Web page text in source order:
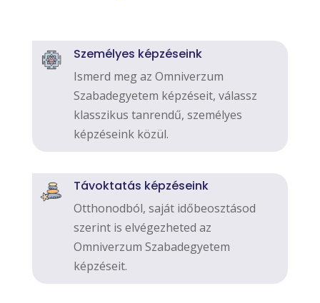
Személyes képzéseink
Ismerd meg az Omniverzum
Szabadegyetem képzéseit, válassz
klasszikus tanrendű, személyes
képzéseink közül.
Távoktatás képzéseink
Otthonodból, saját időbeosztásod
szerint is elvégezheted az
Omniverzum Szabadegyetem
képzéseit.